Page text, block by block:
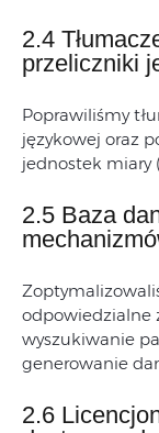
2.4
przeliczniki
Poprawiliśmy
językowej oraz
jednostek miary
2.5 Baza
odpowiedzialne
wyszukiwanie
generowanie
2.6